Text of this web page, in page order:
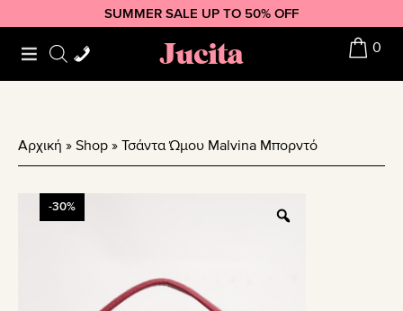
to
primary
to
main
to
footer
SUMMER SALE UP TO 50% OFF
Jucita 0
Αρχική » Shop » Τσάντα Ώμου Malvina Μπορντό
-30%